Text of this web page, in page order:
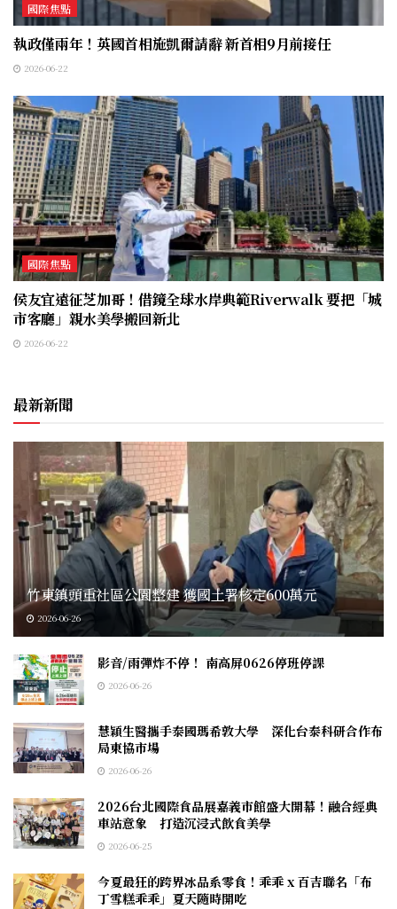
國際焦點
執政僅兩年！英國首相施凱爾請辭 新首相9月前接任
2026-06-22
國際焦點
侯友宜遠征芝加哥！借鏡全球水岸典範Riverwalk 要把「城
市客廳」親水美學搬回新北
2026-06-22
最新新聞
竹東鎮頭重社區公園整建 獲國土署核定600萬元
2026-06-26
影音/雨彈炸不停！ 南高屏0626停班停課
2026-06-26
慧穎生醫攜手泰國瑪希敦大學 深化台泰科研合作布
局東協市場
2026-06-26
2026台北國際食品展嘉義市館盛大開幕！融合經典
車站意象 打造沉浸式飲食美學
2026-06-25
今夏最狂的跨界冰品系零食！乖乖 x 百吉聯名「布
丁雪糕乖乖」夏天隨時開吃